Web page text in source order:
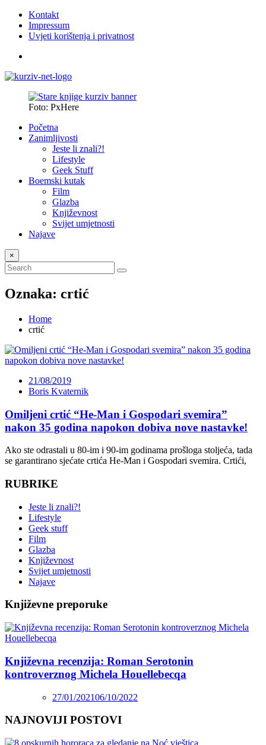
Kontakt
Impressum
Uvjeti korištenja i privatnost
Foto: PxHere
Početna
Zanimljivosti
Jeste li znali?!
Lifestyle
Geek Stuff
Boemski kutak
Film
Glazba
Književnost
Svijet umjetnosti
Najave
×
Oznaka: crtić
Home
crtić
21/08/2019
Boris Kvaternik
Omiljeni crtić “He-Man i Gospodari svemira”
nakon 35 godina napokon dobiva nove nastavke!
Ako ste odrastali u 80-im i 90-im godinama prošloga stoljeća, tada
se garantirano sjećate crtića He-Man i Gospodari svemira. Crtići,
RUBRIKE
Jeste li znali?!
Lifestyle
Geek stuff
Film
Glazba
Književnost
Svijet umjetnosti
Najave
Književne preporuke
Književna recenzija: Roman Serotonin
kontroverznog Michela Houellebecqa
27/01/202106/10/2022
NAJNOVIJI POSTOVI